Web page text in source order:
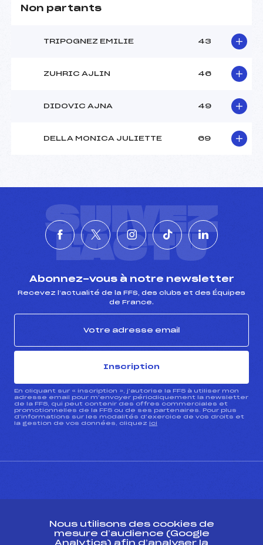
Non partants
TRIPOGNEZ EMILIE 43
ZUHRIC AJLIN 46
DIDOVIC AJNA 49
DELLA MONICA JULIETTE 69
SUIVEZ
L'ACTU
Abonnez-vous à notre newsletter
Recevez l’actualité de la FFS, des clubs et des Équipes
de France.
Inscription
En cliquant sur « inscription », j’autorise la FFS à utiliser mon
adresse email pour m’envoyer périodiquement la newsletter
de la FFS, qui peut contenir des offres commerciales et
promotionnelles de la FFS ou de ses partenaires. Pour plus
d’informations sur les modalités d’exercice de vos droits et
la gestion de vos données, cliquez ici
Nous utilisons des cookies de
mesure d’audience (Google
Analytics) afin d’analyser la